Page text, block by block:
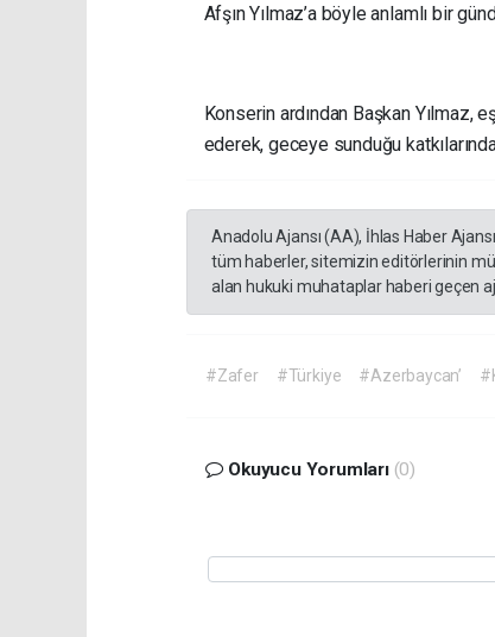
Afşın Yılmaz’a böyle anlamlı bir
Konserin ardından Başkan Yılmaz,
ederek, geceye sunduğu
Anadolu Ajansı (AA), İhlas Haber
tüm haberler, sitemizin editörlerinin
alan hukuki muhataplar haberi geçen
#Zafer #Türkiye #Azerbaycan’
Okuyucu Yorumları (0)